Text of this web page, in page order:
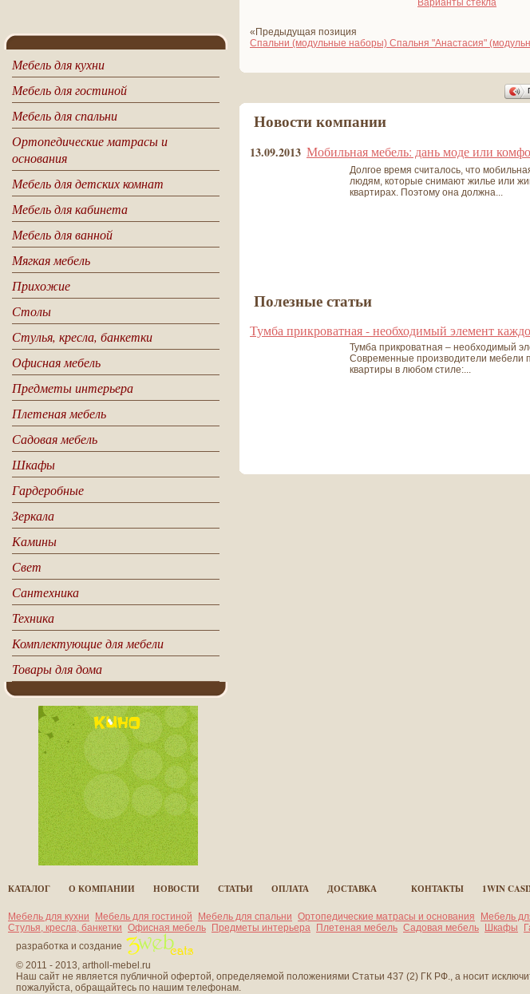
Мебель для кухни
Мебель для гостиной
Мебель для спальни
Ортопедические матрасы и
основания
Мебель для детских комнат
Мебель для кабинета
Мебель для ванной
Мягкая мебель
Прихожие
Столы
Стулья, кресла, банкетки
Офисная мебель
Предметы интерьера
Плетеная мебель
Садовая мебель
Шкафы
Гардеробные
Зеркала
Камины
Свет
Сантехника
Техника
Комплектующие для мебели
Товары для дома
Варианты стекла
«Предыдущая позиция
Спальни (модульные наборы) Спальня "Анастасия"
Новости компании
13.09.2013 Мобильная мебель: дань моде или
Долгое время считалось, что
людям, которые снимают жилье или
квартирах. Поэтому она должна...
Полезные статьи
Тумба прикроватная - необходимый элемент
Тумба прикроватная – необходимый
Современные производители мебели
квартиры в любом стиле:...
КАТАЛОГ О КОМПАНИИ НОВОСТИ СТАТЬИ ОПЛАТА ДОСТАВКА КОНТАКТЫ 1WIN
Мебель для кухни Мебель для гостиной Мебель для спальни Ортопедические матрасы и основания Мебель
Стулья, кресла, банкетки Офисная мебель Предметы интерьера Плетеная мебель Садовая мебель Шкафы
разработка и создание
© 2011 - 2013, artholl-mebel.ru
Наш сайт не является публичной офертой, определяемой положениями Статьи 437 (2) ГК РФ., а носит
пожалуйста, обращайтесь по нашим телефонам.